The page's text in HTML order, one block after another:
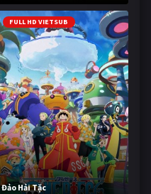
FULL HD VIETSUB
Đảo Hải Tặc